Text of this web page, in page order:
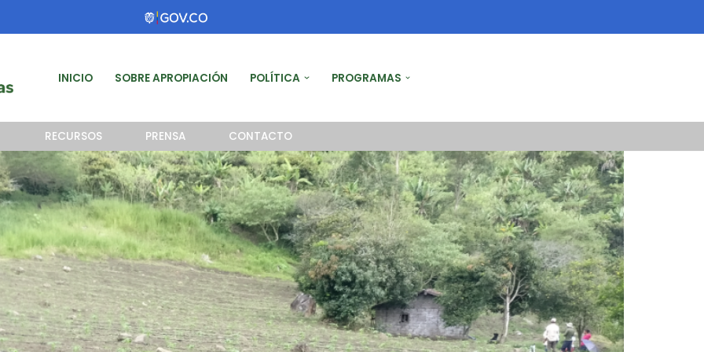
INICIO SOBRE APROPIACIÓN POLÍTICA PROGRAMAS
RECURSOS PRENSA CONTACTO